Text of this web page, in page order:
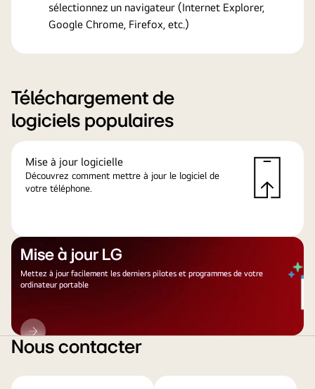
sélectionnez un navigateur (Internet Explorer,
Google Chrome, Firefox, etc.)
Téléchargement de
logiciels populaires
Mise à jour logicielle
Découvrez comment mettre à jour le logiciel de
votre téléphone.
Mise à jour LG
Mettez à jour facilement les derniers pilotes et programmes de votre
ordinateur portable
Mise
à
LG
Nous contacter